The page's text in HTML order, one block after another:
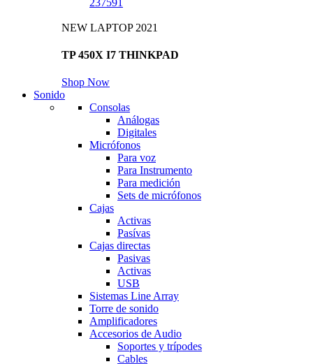
NEW LAPTOP 2021
TP 450X I7 THINKPAD
Shop Now
Sonido
Consolas
Análogas
Digitales
Micrófonos
Para voz
Para Instrumento
Para medición
Sets de micrófonos
Cajas
Activas
Pasívas
Cajas directas
Pasivas
Activas
USB
Sistemas Line Array
Torre de sonido
Amplificadores
Accesorios de Audio
Soportes y trípodes
Cables